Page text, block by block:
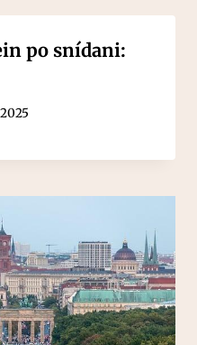
po snídani:
2025